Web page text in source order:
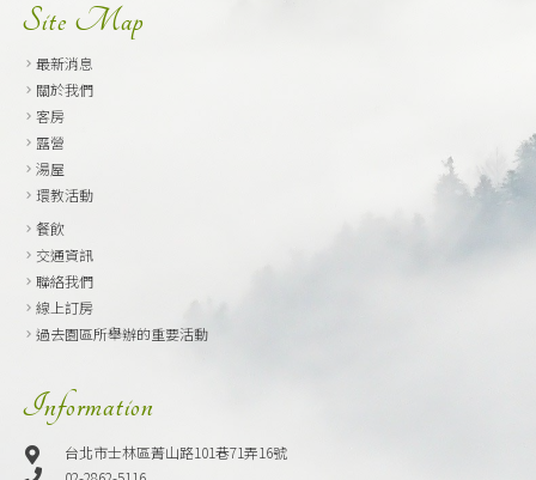
Site Map
最新消息
關於我們
客房
露營
湯屋
環教活動
餐飲
交通資訊
聯絡我們
線上訂房
過去園區所舉辦的重要活動
Information
台北市士林區菁山路101巷71弄16號